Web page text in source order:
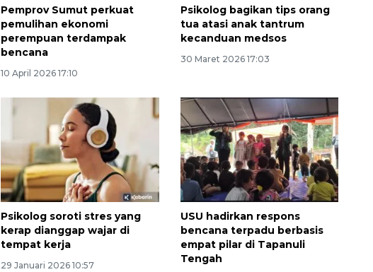
Pemprov Sumut perkuat
pemulihan ekonomi
perempuan terdampak
bencana
10 April 2026 17:10
Psikolog bagikan tips orang
tua atasi anak tantrum
kecanduan medsos
30 Maret 2026 17:03
Psikolog soroti stres yang
kerap dianggap wajar di
tempat kerja
29 Januari 2026 10:57
USU hadirkan respons
bencana terpadu berbasis
empat pilar di Tapanuli
Tengah
Ekspedisi Rupiah Berdaulat
2026 sambangi Papua
2026-08-06 13:15:00